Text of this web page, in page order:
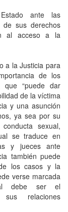
ante las
de sus derechos
al acceso a la
a la Justicia para
de los
que “puede dar
de la víctima
y una asunción
ya sea por su
sexual,
se traduce en
y jueces ante
también puede
los casos y la
verse marcada
debe ser el
relaciones